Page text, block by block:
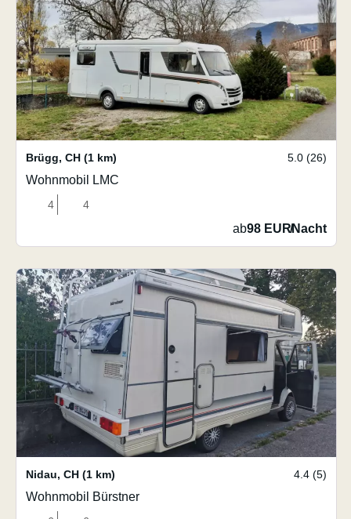
Brügg, CH (1 km) 5.0 (26)
Wohnmobil LMC
4 4
ab98 EUR/Nacht
Nidau, CH (1 km) 4.4 (5)
Wohnmobil Bürstner